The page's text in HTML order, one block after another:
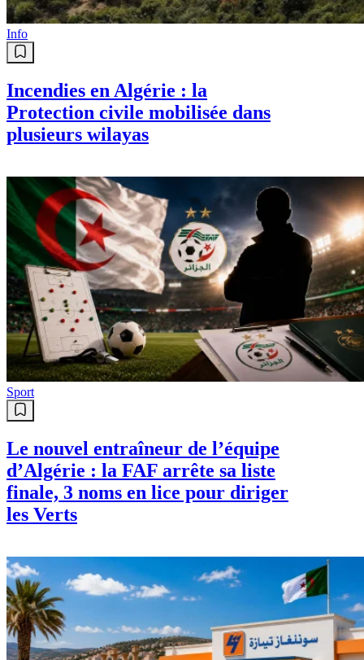
Info
Incendies en Algérie : la
Protection civile mobilisée dans
plusieurs wilayas
Sport
Le nouvel entraîneur de l’équipe
d’Algérie : la FAF arrête sa liste
finale, 3 noms en lice pour diriger
les Verts